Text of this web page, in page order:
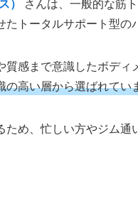
トータルサポート型の
感まで意識したボディ
高い層から選ばれてい
め、忙しい方やジム